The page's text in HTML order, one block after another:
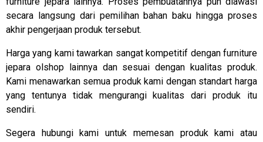
secara langsung dari pemilihan bahan baku hingga proses
akhir pengerjaan produk tersebut.
Harga yang kami tawarkan sangat kompetitif dengan furniture
jepara olshop lainnya dan sesuai dengan kualitas produk.
Kami menawarkan semua produk kami dengan standart harga
yang tentunya tidak mengurangi kualitas dari produk itu
sendiri.
Segera hubungi kami untuk memesan produk kami atau